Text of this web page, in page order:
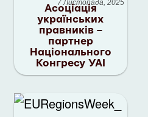
7 Листопада, 2025
Асоціація
українських
правників –
партнер
Національного
Конгресу УАІ